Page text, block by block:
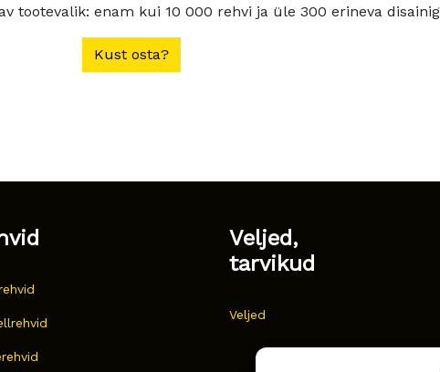
tootevalik: enam kui 10 000 rehvi ja üle 300 erineva
Kust osta?
Veljed,
tarvikud
Veljed